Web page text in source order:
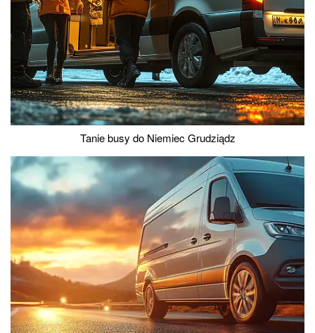
Tanie busy do Niemiec Grudziądz